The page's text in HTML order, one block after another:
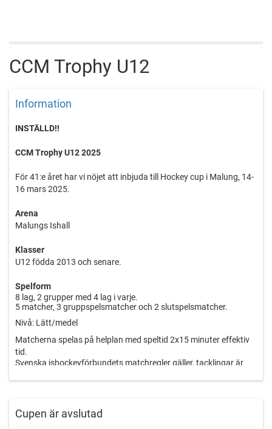
CCM Trophy U12
Information
INSTÄLLD!!
CCM Trophy U12 2025
För 41:e året har vi nöjet att inbjuda till Hockey cup i Malung, 14-
16 mars 2025.
Arena
Malungs Ishall
Klasser
U12 födda 2013 och senare.
Spelform
8 lag, 2 grupper med 4 lag i varje.
5 matcher, 3 gruppspelsmatcher och 2 slutspelsmatcher.
Nivå: Lätt/medel
Matcherna spelas på helplan med speltid 2x15 minuter effektiv
tid.
Svenska ishockeyförbundets matchregler gäller, tacklingar är
Cupen är avslutad